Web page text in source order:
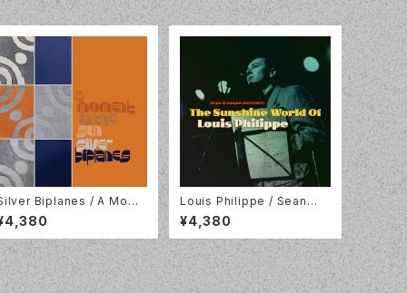
Biplanes / A Mome
In The Sun / 2LP / Whe
Its At Is Where You Ar
/WIA110LP
Louis Philippe / Sean
O'Hagan Presents: The
Sunshine World Of Louis
Philippe / Tapete Recor
ds / TR516
¥4,380